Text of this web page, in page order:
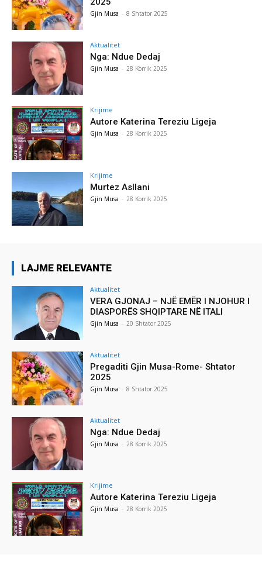
Gjin Musa - 8 Shtator 2025
Aktualitet
Nga: Ndue Dedaj
Gjin Musa - 28 Korrik 2025
Krijime
Autore Katerina Tereziu Ligeja
Gjin Musa - 28 Korrik 2025
Krijime
Murtez Asllani
Gjin Musa - 28 Korrik 2025
LAJME RELEVANTE
Aktualitet
VERA GJONAJ – NJË EMËR I NJOHUR I
DIASPORËS SHQIPTARE NË ITALI
Gjin Musa - 20 Shtator 2025
Aktualitet
Pregaditi Gjin Musa-Rome- Shtator
2025
Gjin Musa - 8 Shtator 2025
Aktualitet
Nga: Ndue Dedaj
Gjin Musa - 28 Korrik 2025
Krijime
Autore Katerina Tereziu Ligeja
Gjin Musa - 28 Korrik 2025